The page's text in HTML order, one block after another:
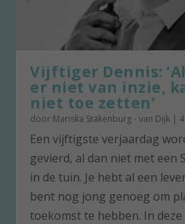
Vijftiger Dennis:
er niet van inzie,
niet toe zetten’
door Mariska Stakenburg - van Dijk |
Een vijftigste verjaardag
gevierd, al dan niet met een
in de tuin. Je hebt al een
bent nog jong genoeg om
toekomst te hebben. In